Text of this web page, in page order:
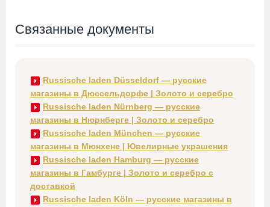
Связанные документы
Russische laden Düsseldorf — русские
магазины в Дюссельдорфе | Золото и серебро
Russische laden Nürnberg — русские
магазины в Нюрнберге | Золото и серебро
Russische laden München — русские
магазины в Мюнхене | Ювелирные украшения
Russische laden Hamburg — русские
магазины в Гамбурге | Золото и серебро с
доставкой
Russische laden Köln — русские магазины в